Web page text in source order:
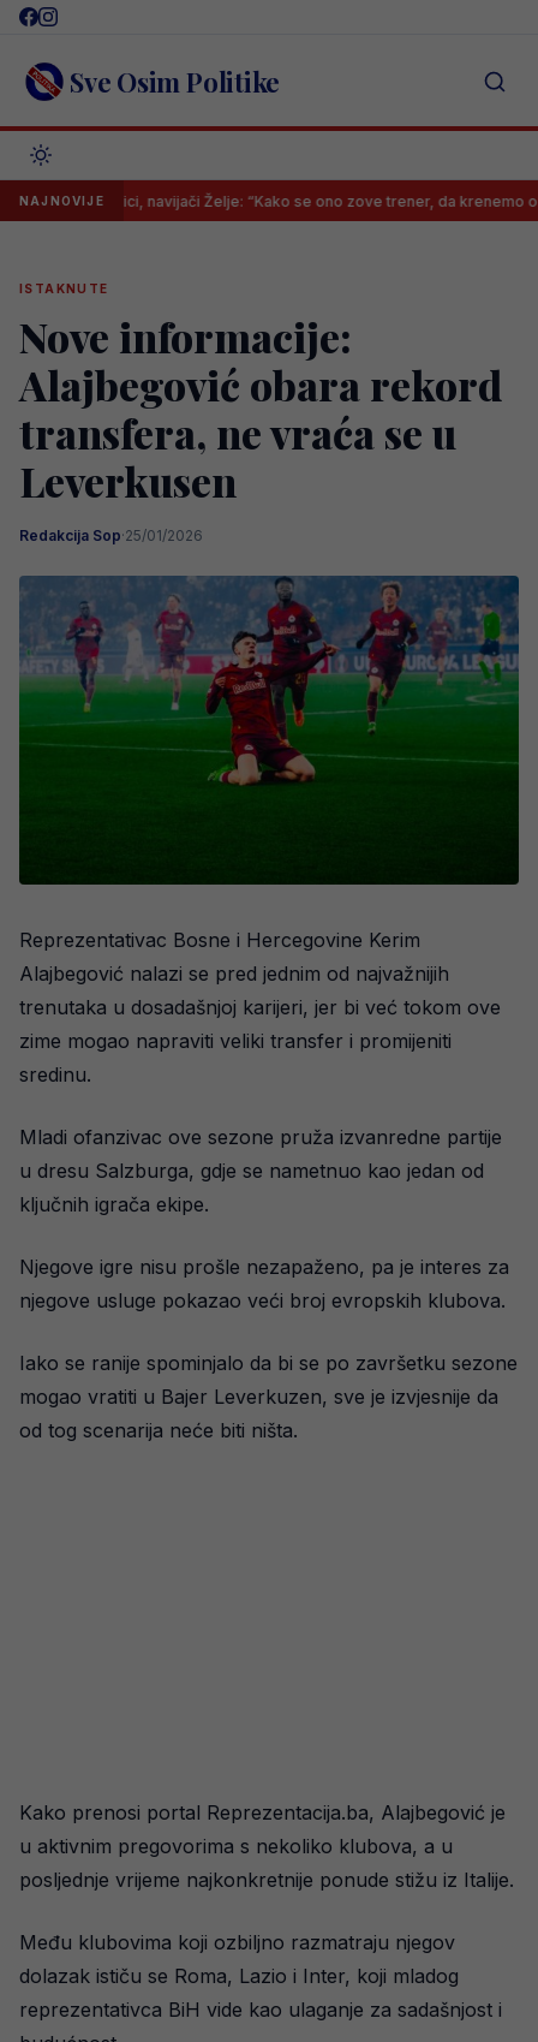
Skip
content Sve Osim Politike
NAJNOVIJE
Grbavici, navijači Želje: “Kako se ono zove trener, da krenemo odmah
ISTAKNUTE
Nove informacije:
Alajbegović obara rekord
transfera, ne vraća se u
Leverkusen
Redakcija Sop·25/01/2026
Reprezentativac Bosne i Hercegovine Kerim
Alajbegović nalazi se pred jednim od najvažnijih
trenutaka u dosadašnjoj karijeri, jer bi već tokom ove
zime mogao napraviti veliki transfer i promijeniti
sredinu.
Mladi ofanzivac ove sezone pruža izvanredne partije
u dresu Salzburga, gdje se nametnuo kao jedan od
ključnih igrača ekipe.
Njegove igre nisu prošle nezapaženo, pa je interes za
njegove usluge pokazao veći broj evropskih klubova.
Iako se ranije spominjalo da bi se po završetku sezone
mogao vratiti u Bajer Leverkuzen, sve je izvjesnije da
od tog scenarija neće biti ništa.
Kako prenosi portal Reprezentacija.ba, Alajbegović je
u aktivnim pregovorima s nekoliko klubova, a u
posljednje vrijeme najkonkretnije ponude stižu iz Italije.
Među klubovima koji ozbiljno razmatraju njegov
dolazak ističu se Roma, Lazio i Inter, koji mladog
reprezentativca BiH vide kao ulaganje za sadašnjost i